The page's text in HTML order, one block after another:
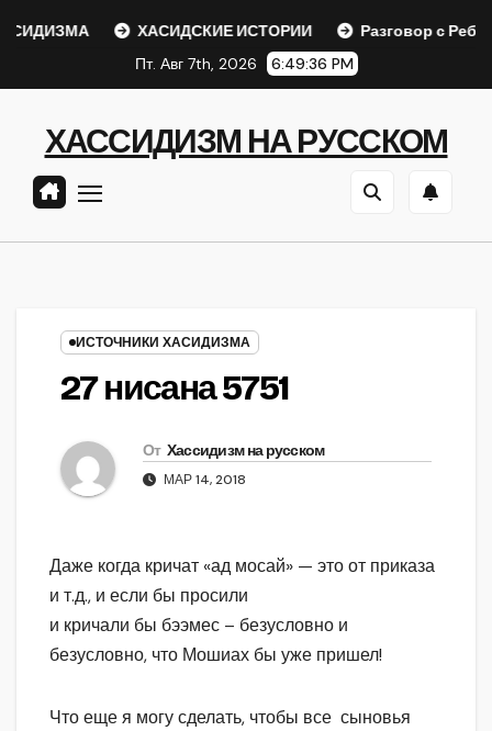
ХАСИДСКИЕ ИСТОРИИ
Разговор с Ребе
Пт. Авг 7th, 2026
6:49:37 PM
ХАССИДИЗМ НА РУССКОМ
ИСТОЧНИКИ ХАСИДИЗМА
27 нисана 5751
От Хассидизм на русском
МАР 14, 2018
Даже когда кричат «ад мосай» — это от приказа
и т.д., и если бы просили
и кричали бы бээмес – безусловно и
безусловно, что Мошиах бы уже пришел!
Что еще я могу сделать, чтобы все сыновья